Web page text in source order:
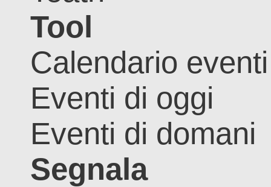
Tool
Calendario eventi
Eventi di oggi
Eventi di domani
Segnala